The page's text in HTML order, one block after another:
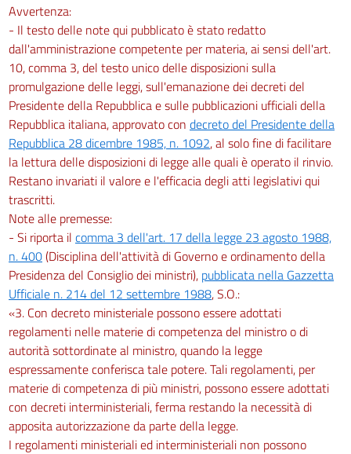
Avvertenza:
- Il testo delle note qui pubblicato è stato redatto
dall'amministrazione competente per materia, ai sensi dell'art.
10, comma 3, del testo unico delle disposizioni sulla
promulgazione delle leggi, sull'emanazione dei decreti del
Presidente della Repubblica e sulle pubblicazioni ufficiali della
Repubblica italiana, approvato con decreto del Presidente della
Repubblica 28 dicembre 1985, n. 1092, al solo fine di facilitare
la lettura delle disposizioni di legge alle quali è operato il rinvio.
Restano invariati il valore e l'efficacia degli atti legislativi qui
trascritti.
Note alle premesse:
- Si riporta il comma 3 dell'art. 17 della legge 23 agosto 1988,
n. 400(Disciplina dell'attività di Governo e ordinamento della
Presidenza del Consiglio dei ministri), pubblicata nella Gazzetta
Ufficiale n. 214 del 12 settembre 1988, S.O.:
«3. Con decreto ministeriale possono essere adottati
regolamenti nelle materie di competenza del ministro o di
autorità sottordinate al ministro, quando la legge
espressamente conferisca tale potere. Tali regolamenti, per
materie di competenza di più ministri, possono essere adottati
con decreti interministeriali, ferma restando la necessità di
apposita autorizzazione da parte della legge.
I regolamenti ministeriali ed interministeriali non possono